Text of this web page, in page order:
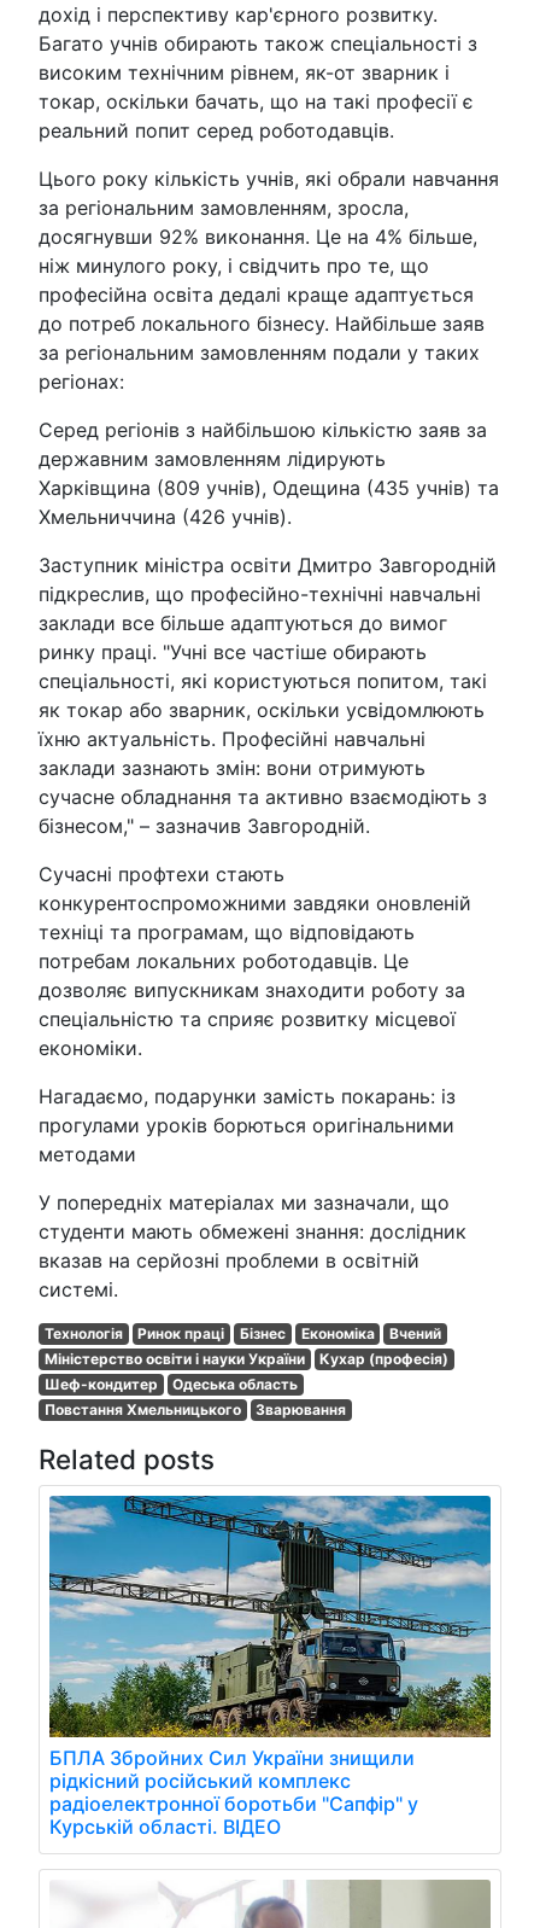
дохід і перспективу кар'єрного розвитку.
Багато учнів обирають також спеціальності з
високим технічним рівнем, як-от зварник і
токар, оскільки бачать, що на такі професії є
реальний попит серед роботодавців.
Цього року кількість учнів, які обрали навчання
за регіональним замовленням, зросла,
досягнувши 92% виконання. Це на 4% більше,
ніж минулого року, і свідчить про те, що
професійна освіта дедалі краще адаптується
до потреб локального бізнесу. Найбільше заяв
за регіональним замовленням подали у таких
регіонах:
Серед регіонів з найбільшою кількістю заяв за
державним замовленням лідирують
Харківщина (809 учнів), Одещина (435 учнів) та
Хмельниччина (426 учнів).
Заступник міністра освіти Дмитро Завгородній
підкреслив, що професійно-технічні навчальні
заклади все більше адаптуються до вимог
ринку праці. "Учні все частіше обирають
спеціальності, які користуються попитом, такі
як токар або зварник, оскільки усвідомлюють
їхню актуальність. Професійні навчальні
заклади зазнають змін: вони отримують
сучасне обладнання та активно взаємодіють з
бізнесом," – зазначив Завгородній.
Сучасні профтехи стають
конкурентоспроможними завдяки оновленій
техніці та програмам, що відповідають
потребам локальних роботодавців. Це
дозволяє випускникам знаходити роботу за
спеціальністю та сприяє розвитку місцевої
економіки.
Нагадаємо, подарунки замість покарань: із
прогулами уроків борються оригінальними
методами
У попередніх матеріалах ми зазначали, що
студенти мають обмежені знання: дослідник
вказав на серйозні проблеми в освітній
системі.
Технологія Ринок праці Бізнес Економіка
Вчений
Міністерство освіти і науки України
Кухар (професія)
Шеф-кондитер
Одеська область
Повстання Хмельницького
Зварювання
Related posts
БПЛА Збройних Сил України знищили
рідкісний російський комплекс
радіоелектронної боротьби "Сапфір" у
Курській області. ВІДЕО